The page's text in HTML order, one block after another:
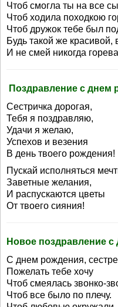
Чтоб смогла ты на все
Чтоб ходила походкою
Чтоб дружок тебе был
Будь такой же красивой,
И не смей никогда
Поздравление с днем
Сестричка дорогая,
Тебя я поздравляю,
Удачи я желаю,
Успехов и везения
В день твоего рождения!
Пускай исполняться
Заветные желания,
И распускаются цветы
От твоего сияния!
Новое поздравление
С днем рождения,
Пожелать тебе хочу
Чтоб смеялась звонко-
Чтоб все было по плечу.